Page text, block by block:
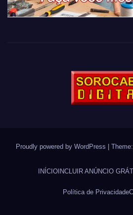
Proudly powered by WordPress
INÍCIO INCLUIR ANÚNCIO
Política de Privacidade